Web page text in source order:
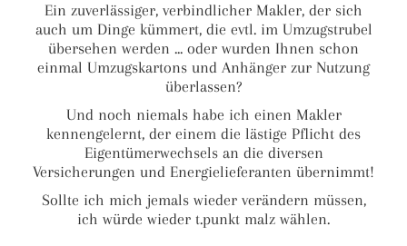
Ein zuverlässiger, verbindlicher Makler, der sich
auch um Dinge kümmert, die evtl. im Umzugstrubel
übersehen werden ... oder wurden Ihnen schon
einmal Umzugskartons und Anhänger zur Nutzung
überlassen?
Und noch niemals habe ich einen Makler
kennengelernt, der einem die lästige Pflicht des
Eigentümerwechsels an die diversen
Versicherungen und Energielieferanten übernimmt!
Sollte ich mich jemals wieder verändern müssen,
ich würde wieder t.punkt malz wählen.